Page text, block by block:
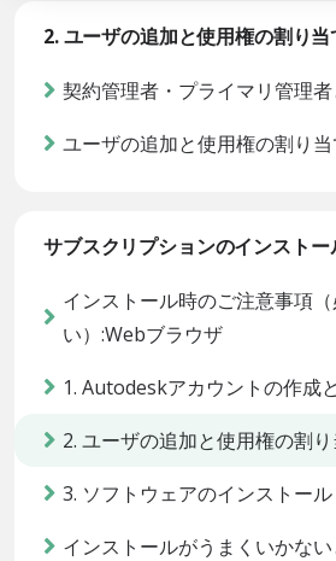
2. ユーザの追加と使用権の割り当
契約管理者・プライマリ管理
ユーザの追加と使用権の割り
サブスクリプションのインストー
インストール時のご注意事項
い）:Webブラウザ
1. Autodeskアカウントの作成
2. ユーザの追加と使用権の割り
3. ソフトウェアのインストール
インストールがうまくいかな